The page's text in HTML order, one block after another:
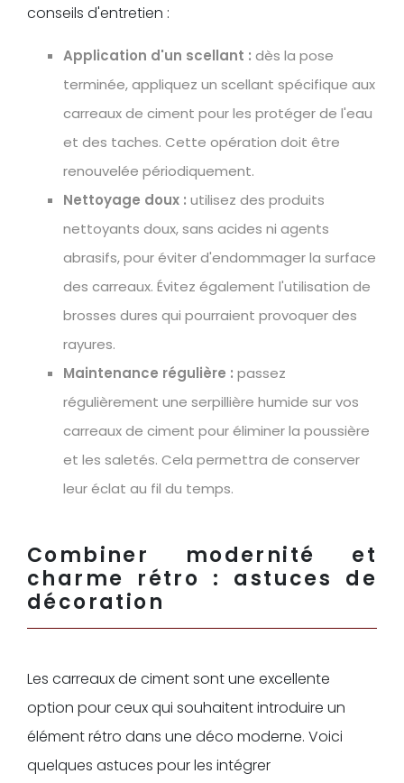
conseils d'entretien :
Application d'un scellant : dès la pose
terminée, appliquez un scellant spécifique aux
carreaux de ciment pour les protéger de l'eau
et des taches. Cette opération doit être
renouvelée périodiquement.
Nettoyage doux : utilisez des produits
nettoyants doux, sans acides ni agents
abrasifs, pour éviter d'endommager la surface
des carreaux. Évitez également l'utilisation de
brosses dures qui pourraient provoquer des
rayures.
Maintenance régulière : passez
régulièrement une serpillière humide sur vos
carreaux de ciment pour éliminer la poussière
et les saletés. Cela permettra de conserver
leur éclat au fil du temps.
Combiner modernité et
charme rétro : astuces de
décoration
Les carreaux de ciment sont une excellente
option pour ceux qui souhaitent introduire un
élément rétro dans une déco moderne. Voici
quelques astuces pour les intégrer